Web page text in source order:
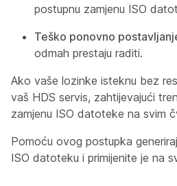
postupnu zamjenu ISO
Teško ponovno
odmah prestaju raditi.
Ako vaše lozinke isteknu bez
vaš HDS servis, zahtijevajući
zamjenu ISO datoteke na svim
Pomoću ovog postupka
ISO datoteku i primijenite je na